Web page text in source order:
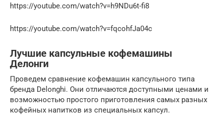
https://youtube.com/watch?v=h9NDu6t-fi8
https://youtube.com/watch?v=fqcohfJa04c
Лучшие капсульные кофемашины
Делонги
Проведем сравнение кофемашин капсульного типа
бренда Delonghi. Они отличаются доступными ценами и
возможностью простого приготовления самых разных
кофейных напитков из специальных капсул.